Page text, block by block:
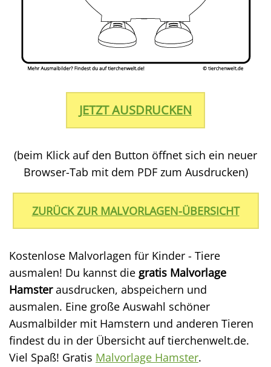
JETZT AUSDRUCKEN
(beim Klick auf den Button öffnet sich ein neuer
Browser-Tab mit dem PDF zum Ausdrucken)
ZURÜCK ZUR MALVORLAGEN-ÜBERSICHT
Kostenlose Malvorlagen für Kinder - Tiere
ausmalen! Du kannst die gratis Malvorlage
Hamsterausdrucken, abspeichern und
ausmalen. Eine große Auswahl schöner
Ausmalbilder mit Hamstern und anderen Tieren
findest du in der Übersicht auf tierchenwelt.de.
Viel Spaß! Gratis Malvorlage Hamster.